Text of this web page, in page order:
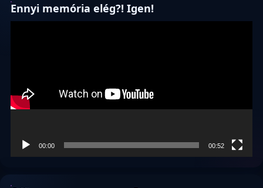
Ennyi memória elég?! Igen!
00:00 00:52